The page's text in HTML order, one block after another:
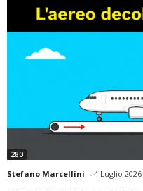
280
Stefano Marcellini - 4 Luglio 2026